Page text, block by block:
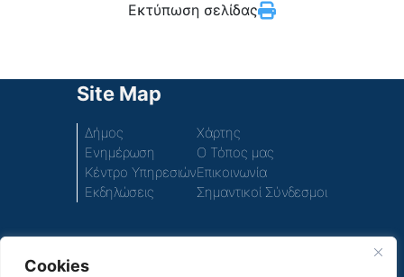
Cookies
Εκτύπωση σελίδας
Site Map
Δήμος
Ενημέρωση
Κέντρο Υπηρεσιών
Εκδηλώσεις
Χάρτης
Ο Τόπος μας
Επικοινωνία
Σημαντικοί Σύνδεσμοι
Πρόσβαση στο περιεχόμενο του παλιού ιστοτόπου